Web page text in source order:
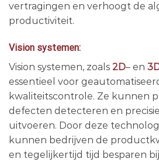
vertragingen en verhoogt de
productiviteit.
Vision systemen:
Vision systemen, zoals 2D– en
essentieel voor
kwaliteitscontrole. Ze kunnen
defecten detecteren en
uitvoeren. Door deze
kunnen bedrijven de
en tegelijkertijd tijd besparen